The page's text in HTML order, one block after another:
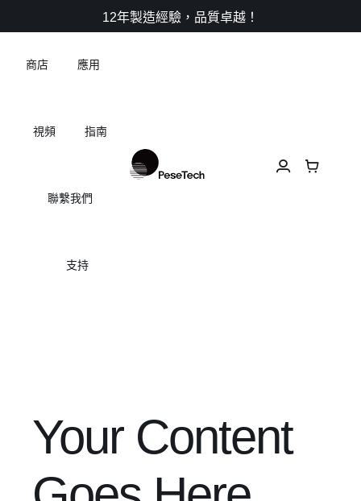
to
12年製造經驗，品質卓越！
商店 應用
視頻 指南
聯繫我們
支持
Your Content